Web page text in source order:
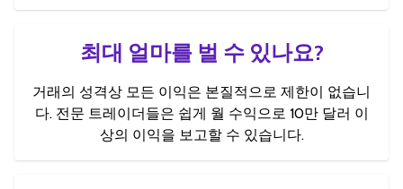
최대 얼마를 벌 수 있나요?
거래의 성격상 모든 이익은 본질적으로 제한이 없습니
다. 전문 트레이더들은 쉽게 월 수익으로 10만 달러 이
상의 이익을 보고할 수 있습니다.